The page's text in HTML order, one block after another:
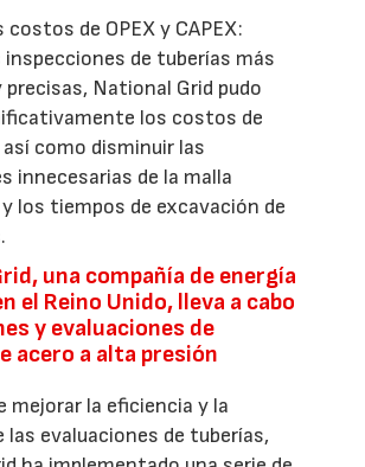
costos de OPEX y CAPEX:
inspecciones de tuberías más
National Grid pudo
los costos de
como disminuir las
innecesarias de la malla
los tiempos de excavación de
una compañía de energía
el Reino Unido, lleva a cabo
y evaluaciones de
acero a alta presión
mejorar la eficiencia y la
las evaluaciones de tuberías,